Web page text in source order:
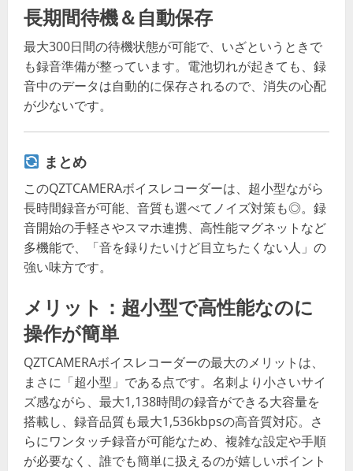
長期間待機＆自動保存
最大300日間の待機状態が可能で、いざというときで
も録音準備が整っています。電池切れが起きても、録
音中のデータは自動的に保存されるので、消失の心配
が少ないです。
まとめ
このQZTCAMERAボイスレコーダーは、超小型ながら
長時間録音が可能、音質も選べてノイズ対策も◎。録
音開始の手軽さやスマホ連携、高性能マグネットなど
多機能で、「音を録りたいけど目立ちたくない人」の
強い味方です。
メリット：超小型で高性能なのに
操作が簡単
QZTCAMERAボイスレコーダーの最大のメリットは、
まさに「超小型」である点です。名刺より小さいサイ
ズ感ながら、最大1,138時間の録音ができる大容量を
搭載し、録音品質も最大1,536kbpsの高音質対応。さ
らにワンタッチ録音が可能なため、複雑な設定や手順
が必要なく、誰でも簡単に扱えるのが嬉しいポイント